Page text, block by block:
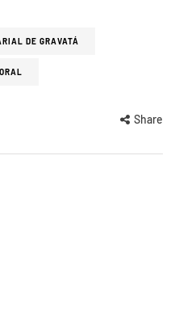
DE GRAVATÁ
Share